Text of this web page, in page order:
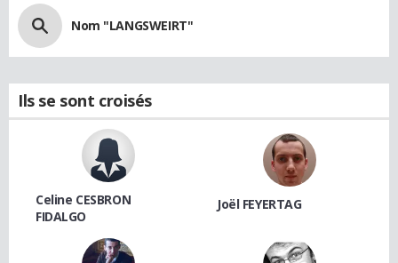
Nom "LANGSWEIRT"
Ils se sont croisés
Celine CESBRON
FIDALGO
Joël FEYERTAG